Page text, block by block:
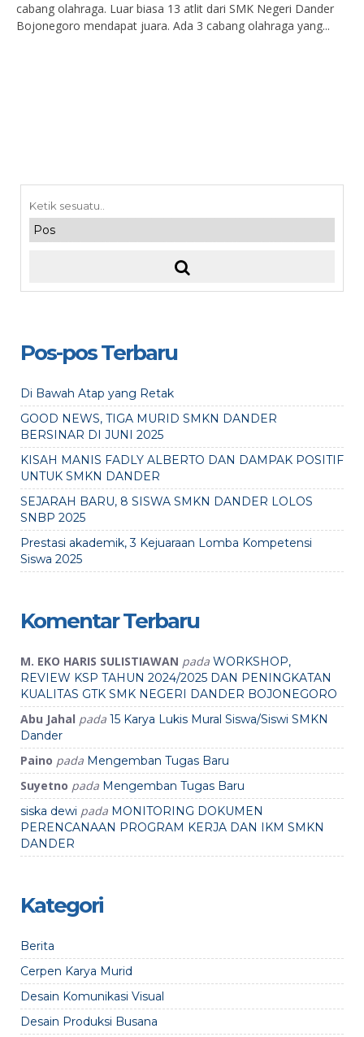
cabang olahraga. Luar biasa 13 atlit dari SMK Negeri Dander
Bojonegoro mendapat juara. Ada 3 cabang olahraga yang...
Pos-pos Terbaru
Di Bawah Atap yang Retak
GOOD NEWS, TIGA MURID SMKN DANDER
BERSINAR DI JUNI 2025
KISAH MANIS FADLY ALBERTO DAN DAMPAK POSITIF
UNTUK SMKN DANDER
SEJARAH BARU, 8 SISWA SMKN DANDER LOLOS
SNBP 2025
Prestasi akademik, 3 Kejuaraan Lomba Kompetensi
Siswa 2025
Komentar Terbaru
M. EKO HARIS SULISTIAWAN pada WORKSHOP,
REVIEW KSP TAHUN 2024/2025 DAN PENINGKATAN
KUALITAS GTK SMK NEGERI DANDER BOJONEGORO
Abu Jahal pada 15 Karya Lukis Mural Siswa/Siswi SMKN
Dander
Paino pada Mengemban Tugas Baru
Suyetno pada Mengemban Tugas Baru
siska dewi pada MONITORING DOKUMEN
PERENCANAAN PROGRAM KERJA DAN IKM SMKN
DANDER
Kategori
Berita
Cerpen Karya Murid
Desain Komunikasi Visual
Desain Produksi Busana